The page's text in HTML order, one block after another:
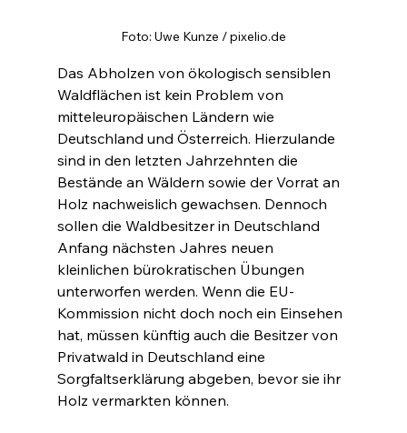
Foto: Uwe Kunze / pixelio.de
Das Abholzen von ökologisch sensiblen
Waldflächen ist kein Problem von
mitteleuropäischen Ländern wie
Deutschland und Österreich. Hierzulande
sind in den letzten Jahrzehnten die
Bestände an Wäldern sowie der Vorrat an
Holz nachweislich gewachsen. Dennoch
sollen die Waldbesitzer in Deutschland
Anfang nächsten Jahres neuen
kleinlichen bürokratischen Übungen
unterworfen werden. Wenn die EU-
Kommission nicht doch noch ein Einsehen
hat, müssen künftig auch die Besitzer von
Privatwald in Deutschland eine
Sorgfaltserklärung abgeben, bevor sie ihr
Holz vermarkten können.